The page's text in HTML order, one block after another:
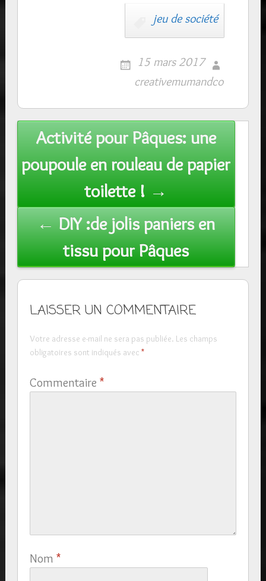
jeu de société
15 mars 2017
creativemumandco
Post
navigation
Activité pour Pâques: une
poupoule en rouleau de papier
toilette ! →
← DIY :de jolis paniers en
tissu pour Pâques
LAISSER UN COMMENTAIRE
Votre adresse e-mail ne sera pas publiée. Les champs
obligatoires sont indiqués avec *
Commentaire *
Nom *